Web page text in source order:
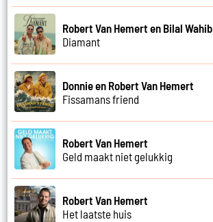
Robert Van Hemert en Bilal Wahib
Diamant
Donnie en Robert Van Hemert
Fissamans friend
Robert Van Hemert
Geld maakt niet gelukkig
Robert Van Hemert
Het laatste huis